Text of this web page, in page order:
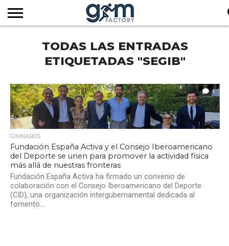
REVISTA
FACTORY
SOCIOS
EMPRESAS
SECTOR
SERVICIOS
AUDIOVISUALES
NOTICIAS
SUSCRIPCIÓN
TODAS LAS ENTRADAS
ETIQUETADAS "SEGIB"
1
GIMNASIOS
Fundación España Activa y el Consejo Iberoamericano
del Deporte se unen para promover la actividad física
más allá de nuestras fronteras
Fundación España Activa ha firmado un convenio de
colaboración con el Consejo Iberoamericano del Deporte
(CID), una organización intergubernamental dedicada al
fomento...